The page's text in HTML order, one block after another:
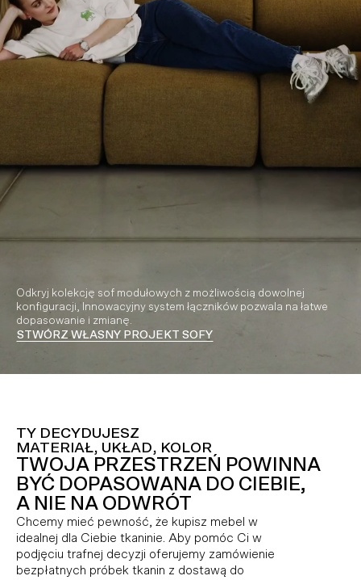
Odkryj kolekcję sof modułowych z możliwością dowolnej
konfiguracji, Innowacyjny system łączników pozwala na łatwe
dopasowanie i zmianę.
STWÓRZ WŁASNY PROJEKT SOFY
TY DECYDUJESZ
MATERIAŁ, UKŁAD, KOLOR
TWOJA PRZESTRZEŃ POWINNA
BYĆ DOPASOWANA DO CIEBIE,
A NIE NA ODWRÓT
Chcemy mieć pewność, że kupisz mebel w
idealnej dla Ciebie tkaninie. Aby pomóc Ci w
podjęciu trafnej decyzji oferujemy zamówienie
bezpłatnych próbek tkanin z dostawą do